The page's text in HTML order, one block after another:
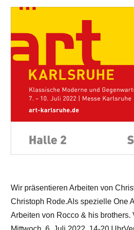
Wir präsentieren Arbeiten von
Christoph Rode.Als spezielle One
Arbeiten von Rocco & his brothers.